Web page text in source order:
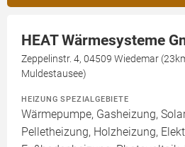
HEAT Wärmesysteme
Zeppelinstr. 4, 04509 Wiedemar
Muldestausee)
HEIZUNG SPEZIALGEBIETE
Wärmepumpe, Gasheizung,
Pelletheizung, Holzheizung,